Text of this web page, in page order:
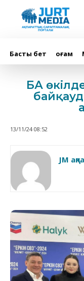
Басты бет Қоғам
БАҚ
13/11/24 08:52
JM